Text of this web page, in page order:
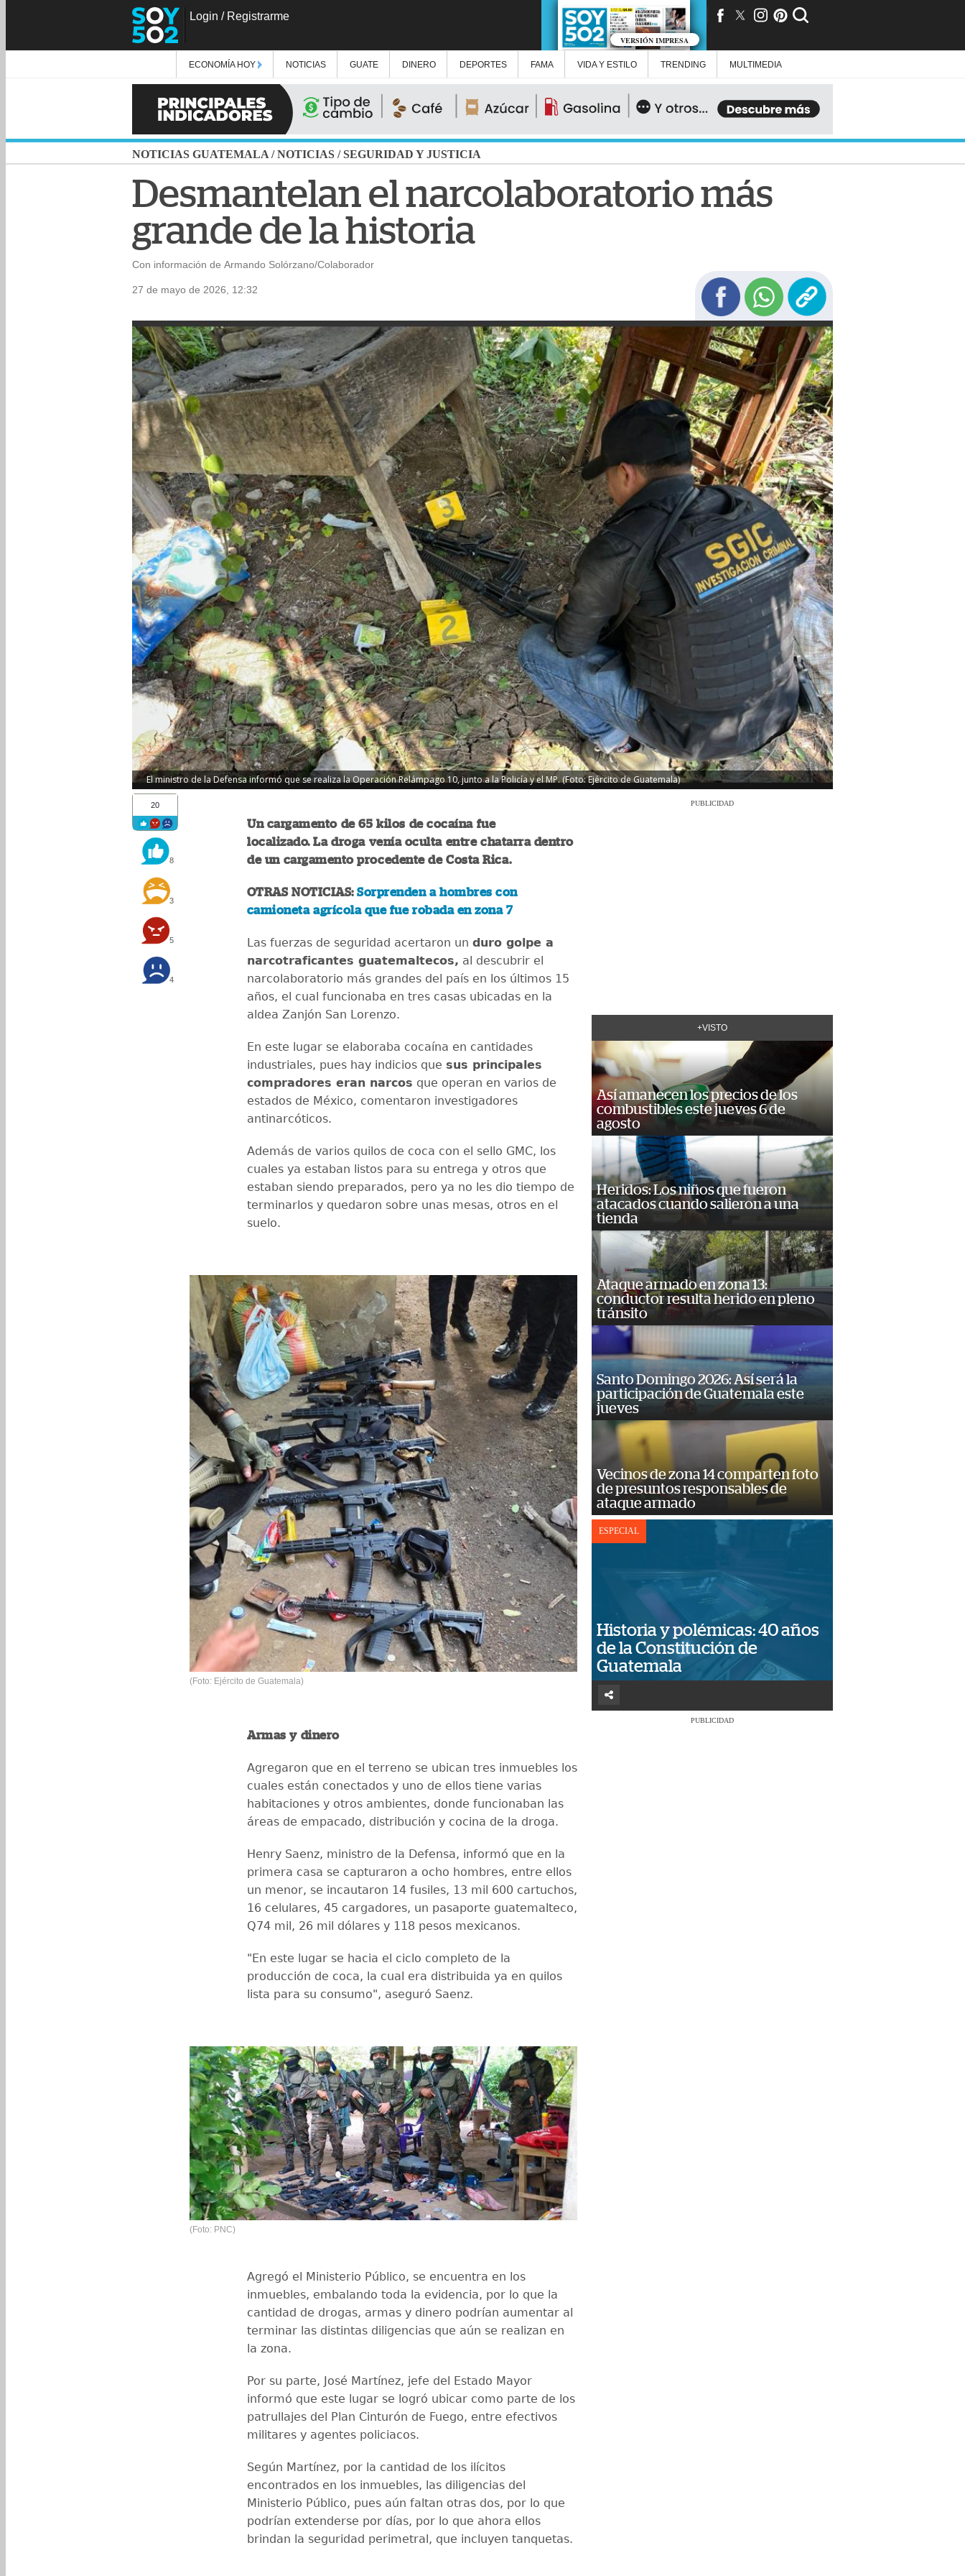
Login / Registrarme
VERSIÓN IMPRESA
ECONOMÍA HOY NOTICIAS GUATE DINERO DEPORTES FAMA VIDA Y ESTILO TRENDING MULTIMEDIA
NOTICIAS GUATEMALA /NOTICIAS /SEGURIDAD Y JUSTICIA
Desmantelan el narcolaboratorio más
grande de la historia
Con información de Armando Solórzano/Colaborador
27 de mayo de 2026, 12:32
El ministro de la Defensa informó que se realiza la Operación Relámpago 10, junto a la Policía y el MP. (Foto: Ejército de Guatemala)
20
8
3
5
4
Un cargamento de 65 kilos de cocaína fue
localizado. La droga venía oculta entre chatarra dentro
de un cargamento procedente de Costa Rica.
OTRAS NOTICIAS:Sorprenden a hombres con
camioneta agrícola que fue robada en zona 7
Las fuerzas de seguridad acertaron un duro golpe a
narcotraficantes guatemaltecos, al descubrir el
narcolaboratorio más grandes del país en los últimos 15
años, el cual funcionaba en tres casas ubicadas en la
aldea Zanjón San Lorenzo.
En este lugar se elaboraba cocaína en cantidades
industriales, pues hay indicios que sus principales
compradores eran narcos que operan en varios de
estados de México, comentaron investigadores
antinarcóticos.
Además de varios quilos de coca con el sello GMC, los
cuales ya estaban listos para su entrega y otros que
estaban siendo preparados, pero ya no les dio tiempo de
terminarlos y quedaron sobre unas mesas, otros en el
suelo.
(Foto: Ejército de Guatemala)
Armas y dinero
Agregaron que en el terreno se ubican tres inmuebles los
cuales están conectados y uno de ellos tiene varias
habitaciones y otros ambientes, donde funcionaban las
áreas de empacado, distribución y cocina de la droga.
Henry Saenz, ministro de la Defensa, informó que en la
primera casa se capturaron a ocho hombres, entre ellos
un menor, se incautaron 14 fusiles, 13 mil 600 cartuchos,
16 celulares, 45 cargadores, un pasaporte guatemalteco,
Q74 mil, 26 mil dólares y 118 pesos mexicanos.
"En este lugar se hacia el ciclo completo de la
producción de coca, la cual era distribuida ya en quilos
lista para su consumo", aseguró Saenz.
(Foto: PNC)
Agregó el Ministerio Público, se encuentra en los
inmuebles, embalando toda la evidencia, por lo que la
cantidad de drogas, armas y dinero podrían aumentar al
terminar las distintas diligencias que aún se realizan en
la zona.
Por su parte, José Martínez, jefe del Estado Mayor
informó que este lugar se logró ubicar como parte de los
patrullajes del Plan Cinturón de Fuego, entre efectivos
militares y agentes policiacos.
Según Martínez, por la cantidad de los ilícitos
encontrados en los inmuebles, las diligencias del
Ministerio Público, pues aún faltan otras dos, por lo que
podrían extenderse por días, por lo que ahora ellos
brindan la seguridad perimetral, que incluyen tanquetas.
PUBLICIDAD
+VISTO
Así amanecen los precios de los
combustibles este jueves 6 de
agosto
Heridos: Los niños que fueron
atacados cuando salieron a una
tienda
Ataque armado en zona 13:
conductor resulta herido en pleno
tránsito
Santo Domingo 2026: Así será la
participación de Guatemala este
jueves
Vecinos de zona 14 comparten foto
de presuntos responsables de
ataque armado
ESPECIAL
Historia y polémicas: 40 años
de la Constitución de
Guatemala
PUBLICIDAD